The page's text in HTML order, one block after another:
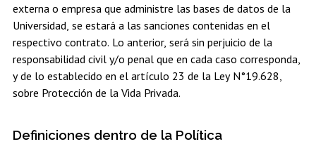
externa o empresa que administre las bases de datos de la
Universidad, se estará a las sanciones contenidas en el
respectivo contrato. Lo anterior, será sin perjuicio de la
responsabilidad civil y/o penal que en cada caso corresponda,
y de lo establecido en el artículo 23 de la Ley N°19.628,
sobre Protección de la Vida Privada.
Definiciones dentro de la Política